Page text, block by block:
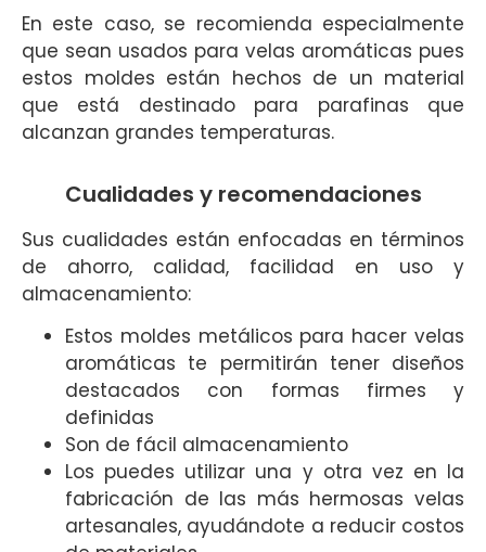
En este caso, se recomienda especialmente
que sean usados para velas aromáticas pues
estos moldes están hechos de un material
que está destinado para parafinas que
alcanzan grandes temperaturas.
Cualidades y recomendaciones
Sus cualidades están enfocadas en términos
de ahorro, calidad, facilidad en uso y
almacenamiento:
Estos moldes metálicos para hacer velas
aromáticas te permitirán tener diseños
destacados con formas firmes y
definidas
Son de fácil almacenamiento
Los puedes utilizar una y otra vez en la
fabricación de las más hermosas velas
artesanales, ayudándote a reducir costos